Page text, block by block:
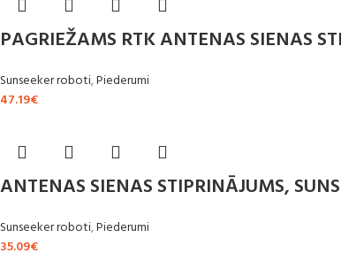
PAGRIEŽAMS RTK ANTENAS SIENAS
Sunseeker roboti,Piederumi
47.19€
ANTENAS SIENAS STIPRINĀJUMS,
Sunseeker roboti,Piederumi
35.09€